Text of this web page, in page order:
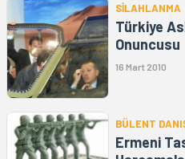
SİLAHLANMA
Türkiye
Onuncusu
16 Mart 2010
BÜLENT
Ermeni